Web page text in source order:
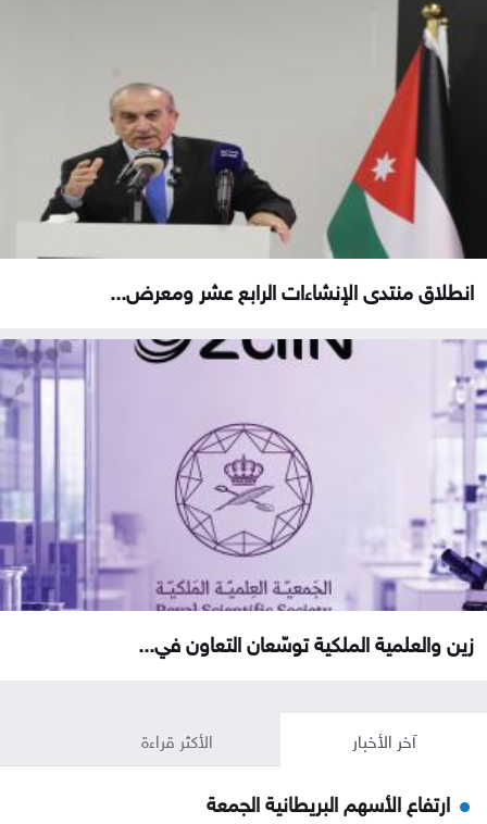
انطلاق منتدى الإنشاءات الرابع عشر ومعرض...
زين والعلمية الملكية توسّعان التعاون في...
آخر الأخبار الأكثر قراءة
ارتفاع الأسهم البريطانية الجمعة